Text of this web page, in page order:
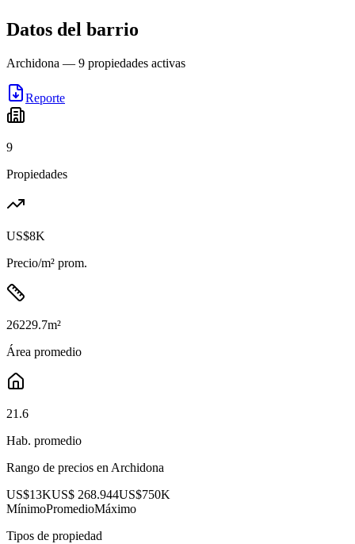
Datos del barrio
Archidona — 9 propiedades activas
Reporte
9
Propiedades
US$8K
Precio/m² prom.
26229.7m²
Área promedio
21.6
Hab. promedio
Rango de precios en Archidona
US$13KUS$ 268.944US$750K
MínimoPromedioMáximo
Tipos de propiedad